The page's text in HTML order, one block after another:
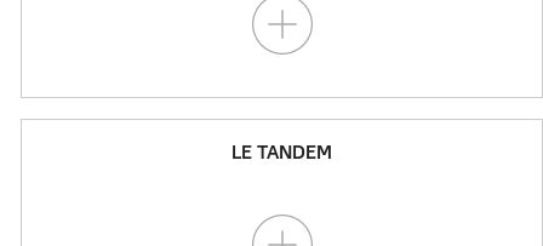
LE TANDEM